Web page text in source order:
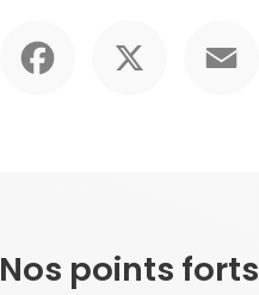
Nos points forts